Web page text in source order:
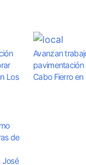
Los
Avanzan
pavimentación
Cabo Fierro en
de
José